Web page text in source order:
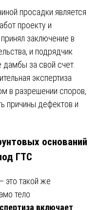
просадки является
проекту и
заключение в
и подрядчик
дамбы за свой счет.
экспертиза
в разрешении споров,
причины дефектов и
оснований
ГТС
это такой же
тело
включает